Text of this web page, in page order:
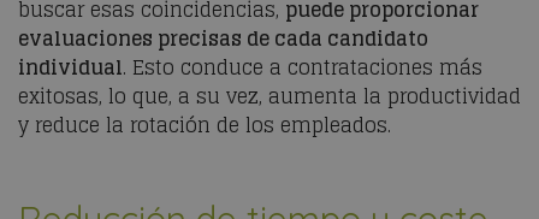
buscar esas coincidencias, puede proporcionar
evaluaciones precisas de cada candidato
individual. Esto conduce a contrataciones más
exitosas, lo que, a su vez, aumenta la productividad
y reduce la rotación de los empleados.